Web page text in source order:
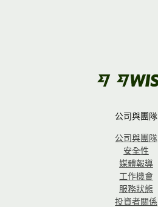
公司與團隊
公司與團隊
安全性
媒體報導
工作機會
服務狀態
投資者關係